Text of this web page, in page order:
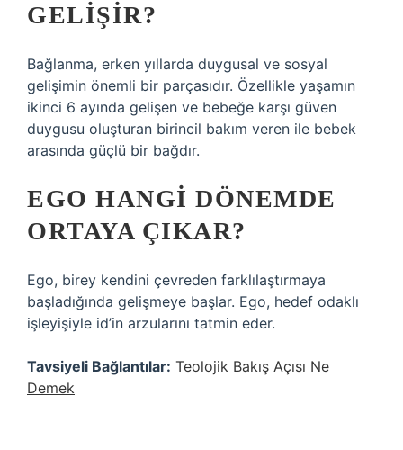
GELIŞIR?
Bağlanma, erken yıllarda duygusal ve sosyal
gelişimin önemli bir parçasıdır. Özellikle yaşamın
ikinci 6 ayında gelişen ve bebeğe karşı güven
duygusu oluşturan birincil bakım veren ile bebek
arasında güçlü bir bağdır.
EGO HANGI DÖNEMDE
ORTAYA ÇIKAR?
Ego, birey kendini çevreden farklılaştırmaya
başladığında gelişmeye başlar. Ego, hedef odaklı
işleyişiyle id’in arzularını tatmin eder.
Tavsiyeli Bağlantılar: Teolojik Bakış Açısı Ne
Demek